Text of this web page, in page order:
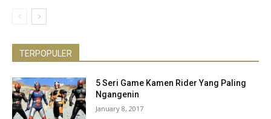
TERPOPULER
5 Seri Game Kamen Rider Yang Paling
Ngangenin
January 8, 2017